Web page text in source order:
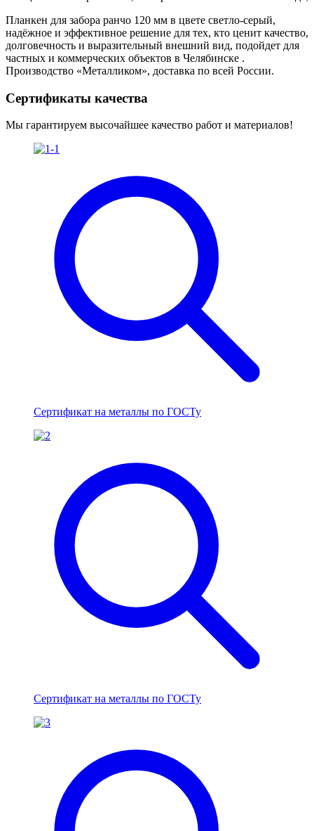
Планкен для забора ранчо 120 мм в цвете светло-серый,
надёжное и эффективное решение для тех, кто ценит качество,
долговечность и выразительный внешний вид, подойдет для
частных и коммерческих объектов в Челябинске .
Производство «Металликом», доставка по всей России.
Сертификаты качества
Мы гарантируем высочайшее качество работ и материалов!
Сертификат на металлы по ГОСТу
Сертификат на металлы по ГОСТу